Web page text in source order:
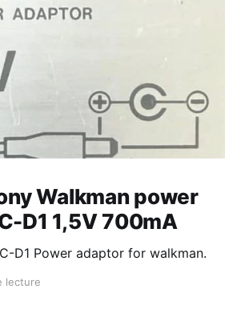
Walkman power
D1 1,5V 700mA
D1 Power adaptor for walkman.
lecture